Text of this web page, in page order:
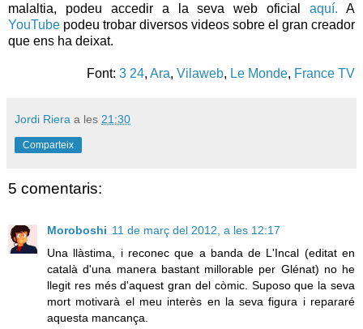
malaltia, podeu accedir a la seva web oficialaquí. A
YouTube podeu trobar diversos videos sobre el gran creador
que ens ha deixat.
Font: 3 24, Ara, Vilaweb, Le Monde, France TV
Jordi Riera a les 21:30
Comparteix
5 comentaris:
Moroboshi 11 de març del 2012, a les 12:17
Una llàstima, i reconec que a banda de L'Incal (editat en
català d'una manera bastant millorable per Glénat) no he
llegit res més d'aquest gran del còmic. Suposo que la seva
mort motivarà el meu interès en la seva figura i repararé
aquesta mancança.